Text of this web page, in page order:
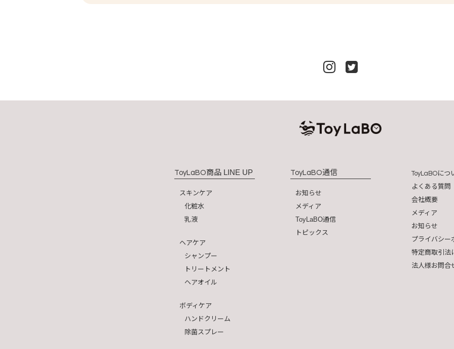
ToyLaBO商品 LINE UP
スキンケア
化粧水
乳液
ヘアケア
シャンプー
トリートメント
ヘアオイル
ボディケア
ハンドクリーム
除菌スプレー
ToyLaBO通信
お知らせ
メディア
ToyLaBO通信
トピックス
ToyLaBOにつ
よくある質問
会社概要
メディア
お知らせ
プライバシー
特定商取引法
法人様お問合